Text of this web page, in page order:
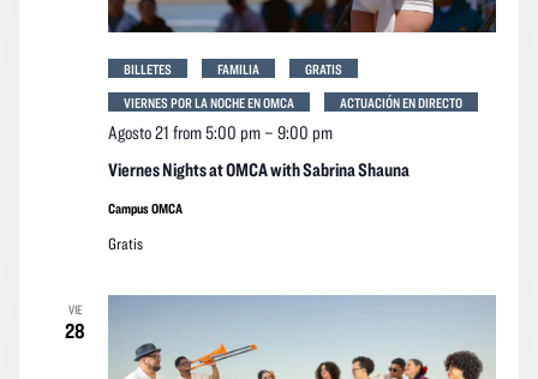
Viernes Nights at OMCA with Sabrina Shauna
Agosto 21 from 5:00 pm– 9:00 pm
BILLETES FAMILIA
GRATIS
VIERNES POR LA NOCHE EN OMCA
ACTUACIÓN EN DIRECTO
Campus OMCA
Gratis
VIE
28